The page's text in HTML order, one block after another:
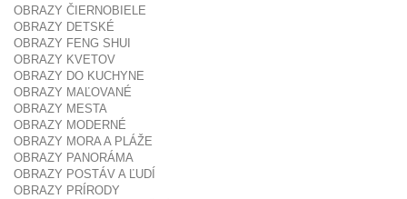
OBRAZY ČIERNOBIELE
OBRAZY DETSKÉ
OBRAZY FENG SHUI
OBRAZY KVETOV
OBRAZY DO KUCHYNE
OBRAZY MAĽOVANÉ
OBRAZY MESTA
OBRAZY MODERNÉ
OBRAZY MORA A PLÁŽE
OBRAZY PANORÁMA
OBRAZY POSTÁV A ĽUDÍ
OBRAZY PRÍRODY